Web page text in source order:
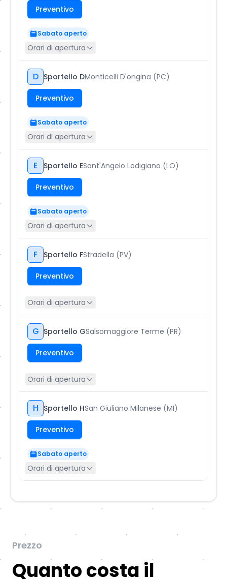
Preventivo
Sabato aperto
Orari di apertura
D Sportello DMonticelli D'ongina (PC)
Preventivo
Sabato aperto
Orari di apertura
E Sportello ESant'Angelo Lodigiano (LO)
Preventivo
Sabato aperto
Orari di apertura
F Sportello FStradella (PV)
Preventivo
Orari di apertura
G Sportello GSalsomaggiore Terme (PR)
Preventivo
Orari di apertura
H Sportello HSan Giuliano Milanese (MI)
Preventivo
Sabato aperto
Orari di apertura
Prezzo
Quanto costa il